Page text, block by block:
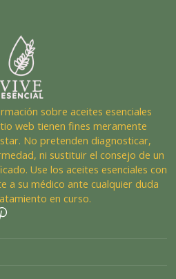
sobre aceites esenciales
web tienen fines meramente
No pretenden diagnosticar,
ni sustituir el consejo de un
Use los aceites esenciales con
a su médico ante cualquier duda
en curso.